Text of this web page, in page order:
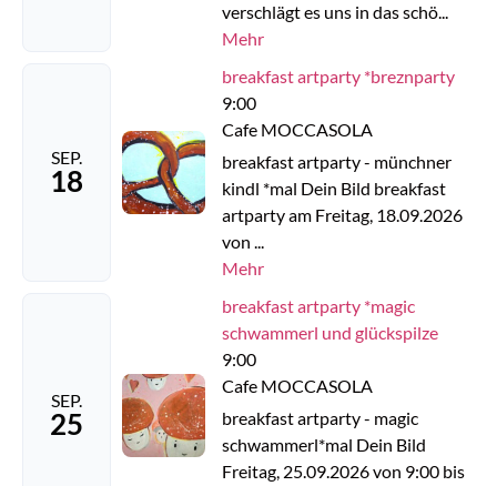
verschlägt es uns in das schö...
Mehr
SEP.
18
breakfast artparty *breznparty
9:00
Cafe MOCCASOLA
breakfast artparty - münchner
kindl *mal Dein Bild breakfast
artparty am Freitag, 18.09.2026
von ...
Mehr
SEP.
25
breakfast artparty *magic
schwammerl und glückspilze
9:00
Cafe MOCCASOLA
breakfast artparty - magic
schwammerl*mal Dein Bild
Freitag, 25.09.2026 von 9:00 bis